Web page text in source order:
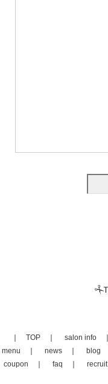
TOP salon info
menu
news blog
coupon
faq recruit